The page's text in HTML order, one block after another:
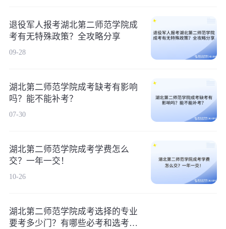
退役军人报考湖北第二师范学院成
考有无特殊政策？全攻略分享
09-28
湖北第二师范学院成考缺考有影响
吗？能不能补考？
07-30
湖北第二师范学院成考学费怎么
交？一年一交！
10-26
湖北第二师范学院成考选择的专业
要考多少门？有哪些必考和选考科